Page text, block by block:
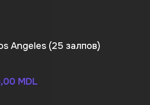
Angeles (25 залпов)
MDL